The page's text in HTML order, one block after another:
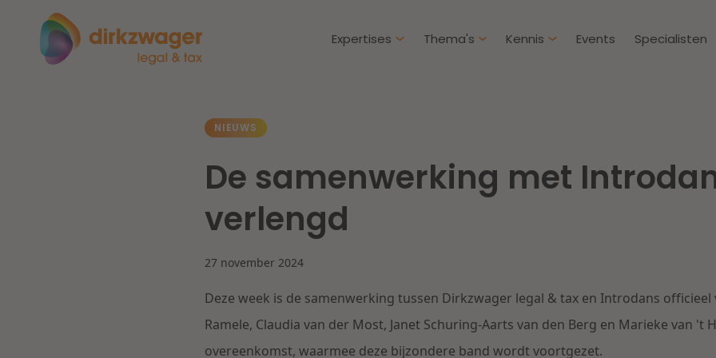
Expertises
IE & Innovatie
Zorg & Sociaal domein
Thema's
energietransitie
Dichtbij een
toekomstbestendige
zorg
Dichtbij de kansen en
Kennis Events Specialisten
NIEUWS
De samenwerking met
verlengd
27 november 2024
Deze week is de samenwerking tussen Dirkzwager legal & tax en Introdans officieel
Ramele, Claudia van der Most, Janet Schuring-Aarts van den Berg en Marieke van 't
overeenkomst, waarmee deze bijzondere band wordt voortgezet.